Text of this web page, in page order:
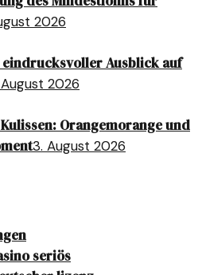
2026
Ausblick auf
2026
Orangemorange und
3. August 2026
seriös